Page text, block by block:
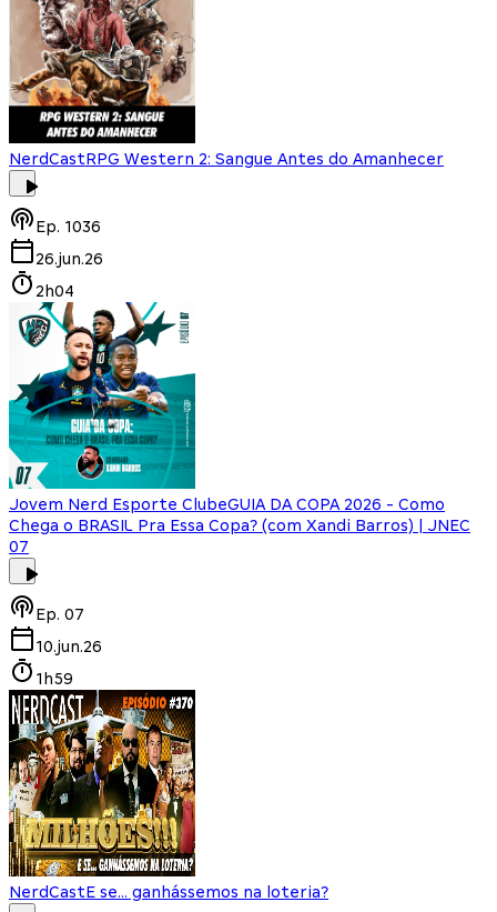
NerdCastRPG Western 2: Sangue Antes do Amanhecer
Ep. 1036
26.jun.26
2h04
Jovem Nerd Esporte ClubeGUIA DA COPA 2026 - Como
Chega o BRASIL Pra Essa Copa? (com Xandi Barros) | JNEC
07
Ep. 07
10.jun.26
1h59
NerdCastE se... ganhássemos na loteria?